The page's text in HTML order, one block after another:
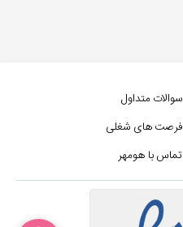
سوالات متداول
فرصت های شغلی
تماس با هومهر